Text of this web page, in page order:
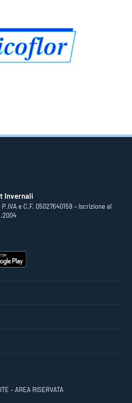
Invernali
e C.F. 05027640159 – Iscrizione al
– AREA RISERVATA